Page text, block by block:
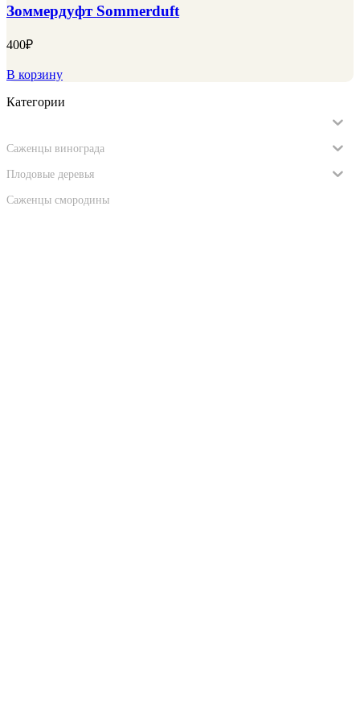
Зоммердуфт Sommerduft
400₽
В корзину
Категории
Саженцы винограда
Плодовые деревья
Саженцы смородины